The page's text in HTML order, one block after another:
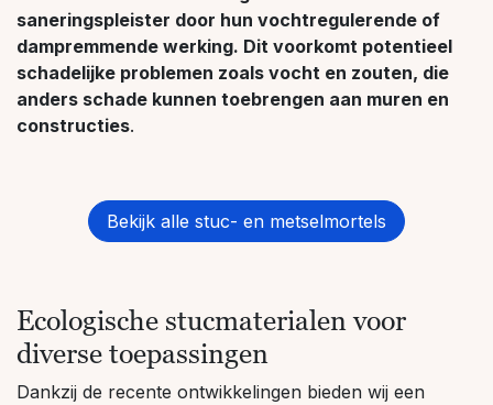
saneringspleister door hun vochtregulerende of
dampremmende werking. Dit voorkomt potentieel
schadelijke problemen zoals vocht en zouten, die
anders schade kunnen toebrengen aan muren en
constructies.
Bekijk alle stuc- en metselmortels
Ecologische stucmaterialen voor
diverse toepassingen
Dankzij de recente ontwikkelingen bieden wij een